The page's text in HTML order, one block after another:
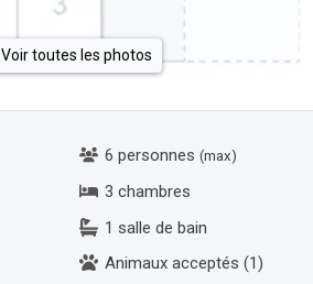
Voir toutes les photos
6 personnes (max)
3 chambres
1 salle de bain
Animaux acceptés (1)